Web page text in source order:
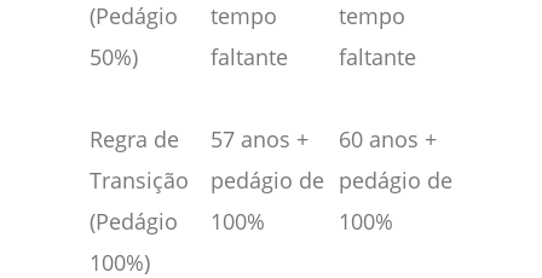
(Pedágio
50%)
tempo
faltante
tempo
faltante
Regra de
Transição
(Pedágio
100%)
57 anos +
pedágio de
100%
60 anos +
pedágio de
100%